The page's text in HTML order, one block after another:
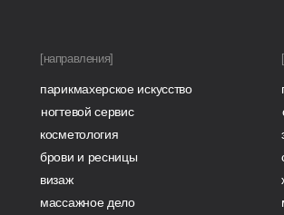
В
парикмахерское искусство
ногтевой сервис
брови и ресницы
косметология
визаж
массажное дело
[направления]